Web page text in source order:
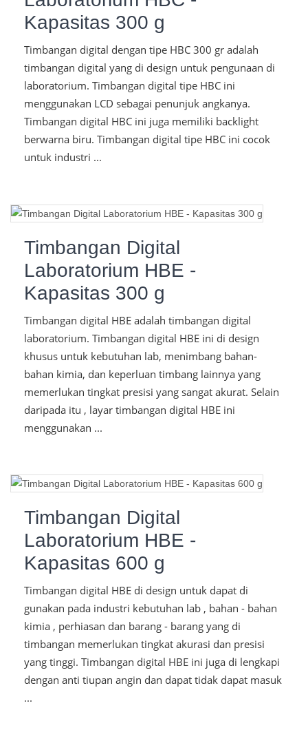
Kapasitas 300 g
Timbangan digital dengan tipe HBC 300 gr adalah
timbangan digital yang di design untuk pengunaan di
laboratorium. Timbangan digital tipe HBC ini
menggunakan LCD sebagai penunjuk angkanya.
Timbangan digital HBC ini juga memiliki backlight
berwarna biru. Timbangan digital tipe HBC ini cocok
untuk industri ...
Timbangan Digital
Laboratorium HBE -
Kapasitas 300 g
Timbangan digital HBE adalah timbangan digital
laboratorium. Timbangan digital HBE ini di design
khusus untuk kebutuhan lab, menimbang bahan-
bahan kimia, dan keperluan timbang lainnya yang
memerlukan tingkat presisi yang sangat akurat. Selain
daripada itu , layar timbangan digital HBE ini
menggunakan ...
Timbangan Digital
Laboratorium HBE -
Kapasitas 600 g
Timbangan digital HBE di design untuk dapat di
gunakan pada industri kebutuhan lab , bahan - bahan
kimia , perhiasan dan barang - barang yang di
timbangan memerlukan tingkat akurasi dan presisi
yang tinggi. Timbangan digital HBE ini juga di lengkapi
dengan anti tiupan angin dan dapat tidak dapat masuk
...